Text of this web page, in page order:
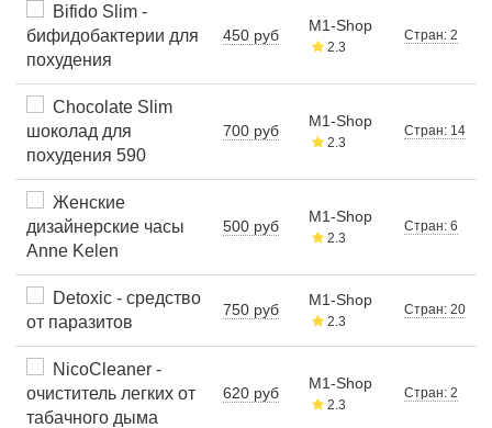
Bifido Slim -
бифидобактерии для
похудения
450 руб
M1-Shop
2.3
Стран: 2
Chocolate Slim
шоколад для
похудения 590
700 руб
M1-Shop
2.3
Стран: 14
Женские
дизайнерские часы
Аnne Kelen
500 руб
M1-Shop
2.3
Стран: 6
Detoxic - средство
от паразитов
750 руб
M1-Shop
2.3
Стран: 20
NicoCleaner -
очиститель легких от
табачного дыма
620 руб
M1-Shop
2.3
Стран: 2